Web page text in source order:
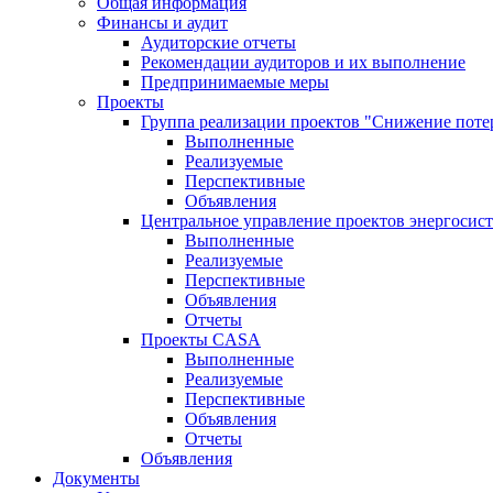
Финансы и аудит
Аудиторские отчеты
Рекомендации аудиторов и их выполнение
Предпринимаемые меры
Проекты
Группа реализации проектов "Снижение
Выполненные
Реализуемые
Перспективные
Объявления
Центральное управление проектов
Выполненные
Реализуемые
Перспективные
Объявления
Отчеты
Проекты CASA
Выполненные
Реализуемые
Перспективные
Объявления
Отчеты
Объявления
Документы